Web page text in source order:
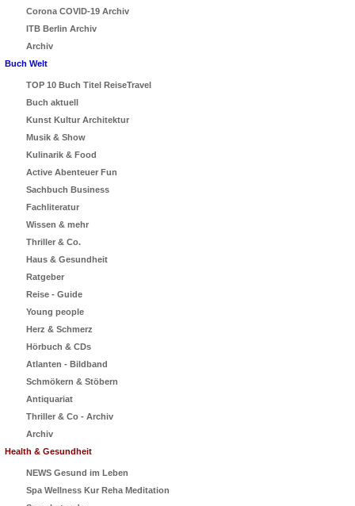
Corona COVID-19 Archiv
ITB Berlin Archiv
Archiv
Buch Welt
TOP 10 Buch Titel ReiseTravel
Buch aktuell
Kunst Kultur Architektur
Musik & Show
Kulinarik & Food
Active Abenteuer Fun
Sachbuch Business
Fachliteratur
Wissen & mehr
Thriller & Co.
Haus & Gesundheit
Ratgeber
Reise - Guide
Young people
Herz & Schmerz
Hörbuch & CDs
Atlanten - Bildband
Schmökern & Stöbern
Antiquariat
Thriller & Co - Archiv
Archiv
Health & Gesundheit
NEWS Gesund im Leben
Spa Wellness Kur Reha Meditation